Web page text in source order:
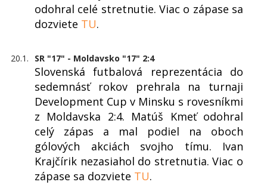
odohral celé stretnutie. Viac o zápase sa
dozviete TU.
20.1. SR "17" - Moldavsko "17" 2:4
Slovenská futbalová reprezentácia do
sedemnásť rokov prehrala na turnaji
Development Cup v Minsku s rovesníkmi
z Moldavska 2:4. Matúš Kmeť odohral
celý zápas a mal podiel na oboch
gólových akciách svojho tímu. Ivan
Krajčírik nezasiahol do stretnutia. Viac o
zápase sa dozviete TU.